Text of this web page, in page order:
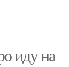
иду на